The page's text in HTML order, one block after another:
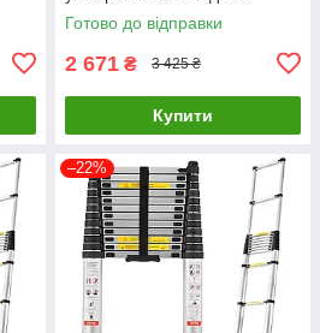
драбина для дому та
ремонту R41769
Готово до відправки
2 671 ₴ 3 425 ₴
Купити
–22%